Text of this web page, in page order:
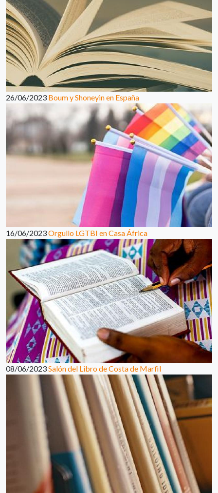
26/06/2023 Boum y Shoneyin en España
16/06/2023Orgullo LGTBI en Casa África
08/06/2023Salón del Libro de Costa de Marfil